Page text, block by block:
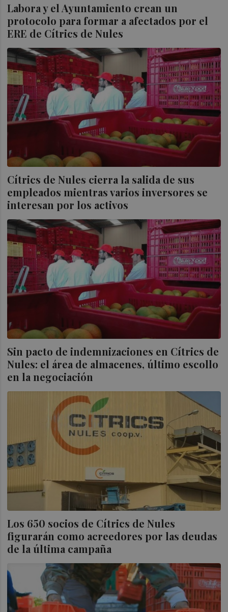
Labora y el Ayuntamiento crean un
protocolo para formar a afectados por el
ERE de Cítrics de Nules
Cítrics de Nules cierra la salida de sus
empleados mientras varios inversores se
interesan por los activos
Sin pacto de indemnizaciones en Cítrics de
Nules: el área de almacenes, último escollo
en la negociación
Los 650 socios de Cítrics de Nules
figurarán como acreedores por las deudas
de la última campaña